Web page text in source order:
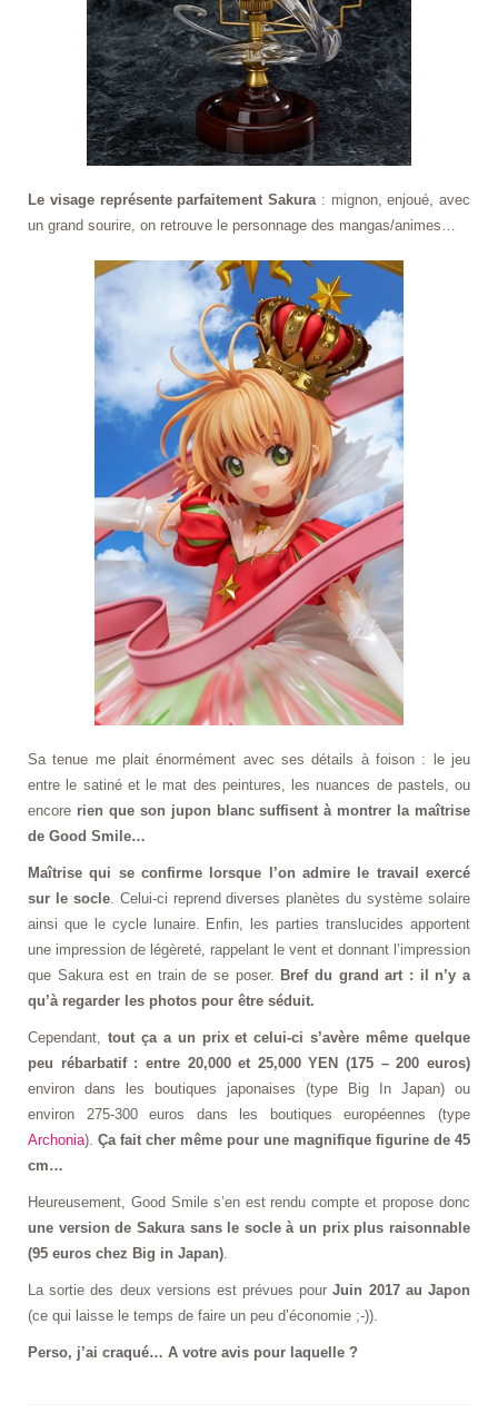
Le visage représente parfaitement Sakura: mignon, enjoué, avec
un grand sourire, on retrouve le personnage des mangas/animes…
Sa tenue me plait énormément avec ses détails à foison : le jeu
entre le satiné et le mat des peintures, les nuances de pastels, ou
encore rien que son jupon blanc suffisent à montrer la maîtrise
de Good Smile…
Maîtrise qui se confirme lorsque l’on admire le travail exercé
sur le socle. Celui-ci reprend diverses planètes du système solaire
ainsi que le cycle lunaire. Enfin, les parties translucides apportent
une impression de légèreté, rappelant le vent et donnant l’impression
que Sakura est en train de se poser. Bref du grand art : il n’y a
qu’à regarder les photos pour être séduit.
Cependant, tout ça a un prix et celui-ci s’avère même quelque
peu rébarbatif : entre 20,000 et 25,000 YEN (175 – 200 euros)
environ dans les boutiques japonaises (type Big In Japan) ou
environ 275-300 euros dans les boutiques européennes (type
Archonia). Ça fait cher même pour une magnifique figurine de 45
cm…
Heureusement, Good Smile s’en est rendu compte et propose donc
une version de Sakura sans le socle à un prix plus raisonnable
(95 euros chez Big in Japan).
La sortie des deux versions est prévues pourJuin 2017 au Japon
(ce qui laisse le temps de faire un peu d’économie ;-)).
Perso, j’ai craqué… A votre avis pour laquelle ?